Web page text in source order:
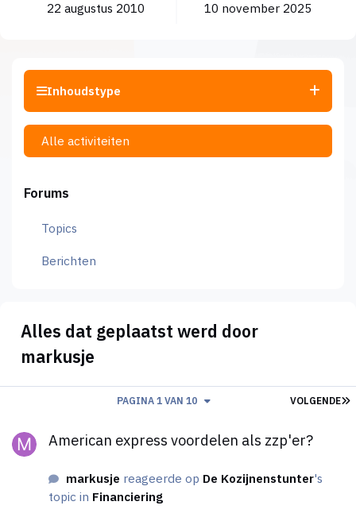
22 augustus 2010
10 november 2025
Inhoudstype
Alle activiteiten
Forums
Topics
Berichten
Alles dat geplaatst werd door
markusje
VOLGENDE
PAGINA 1 VAN 10
American express voordelen als zzp'er?
markusje reageerde op De Kozijnenstunter's
topic in Financiering